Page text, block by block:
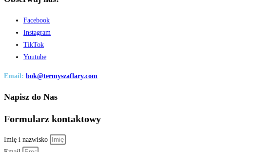
Facebook
Instagram
TikTok
Youtube
Email: bok@termyszaflary.com
Napisz do Nas
Formularz kontaktowy
Imię i nazwisko